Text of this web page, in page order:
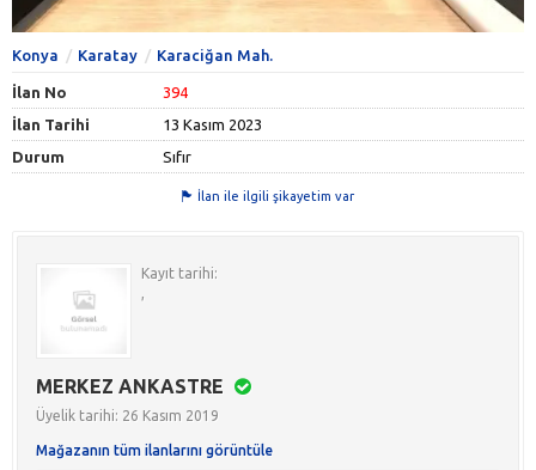
Konya Karatay Karaciğan Mah.
İlan No
394
İlan Tarihi
13 Kasım 2023
Durum
Sıfır
İlan ile ilgili şikayetim var
Kayıt tarihi:
,
MERKEZ ANKASTRE
Üyelik tarihi: 26 Kasım 2019
Mağazanın tüm ilanlarını görüntüle